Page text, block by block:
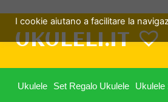
contenuto
UKULELI.IT
Ukulele Set Regalo Ukulele Ukulele
I cookie aiutano a facilitare la